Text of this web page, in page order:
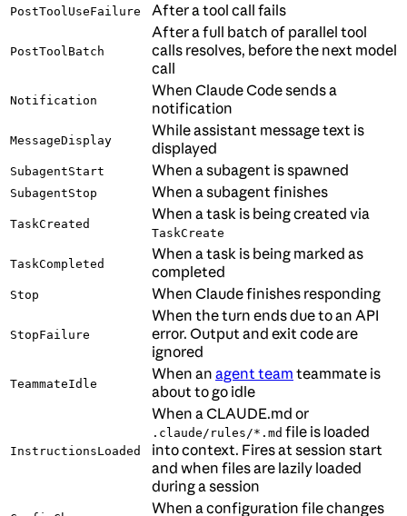
PostToolUseFailure After a tool call fails
PostToolBatch
After a full batch of parallel tool
calls resolves, before the next model
call
Notification
When Claude Code sends a
notification
MessageDisplay
While assistant message text is
displayed
SubagentStart When a subagent is spawned
SubagentStop When a subagent finishes
TaskCreated
When a task is being created via
TaskCreate
TaskCompleted
When a task is being marked as
completed
Stop When Claude finishes responding
StopFailure
When the turn ends due to an API
error. Output and exit code are
ignored
TeammateIdle
When an agent team teammate is
about to go idle
InstructionsLoaded
When a CLAUDE.md or
.claude/rules/*.md file is loaded
into context. Fires at session start
and when files are lazily loaded
during a session
When a configuration file changes